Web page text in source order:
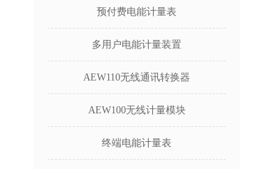
预付费电能计量表
多用户电能计量装置
AEW110无线通讯转换器
AEW100无线计量模块
终端电能计量表